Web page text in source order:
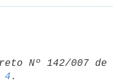
Nº 142/007 de
4